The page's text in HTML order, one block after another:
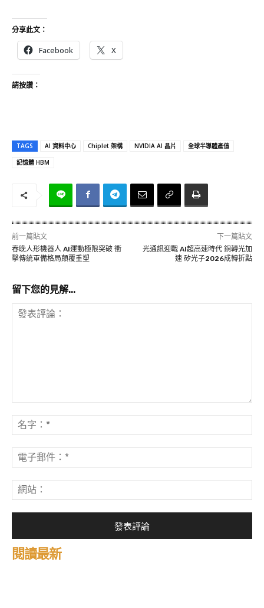
分享此文：
Facebook X
請按讚：
TAGS AI 資料中心 Chiplet 架構 NVIDIA AI 晶片
全球半導體產值
記憶體 HBM
前一篇貼文
春晚人形機器人 AI運動極限突破 衝
擊傳統軍備格局顛覆重塑
下一篇貼文
光通訊迎戰 AI超高速時代 銅轉光加
速 矽光子2026成轉折點
留下您的見解...
表
評
論：
字
*
子
郵
*站
閱讀最新